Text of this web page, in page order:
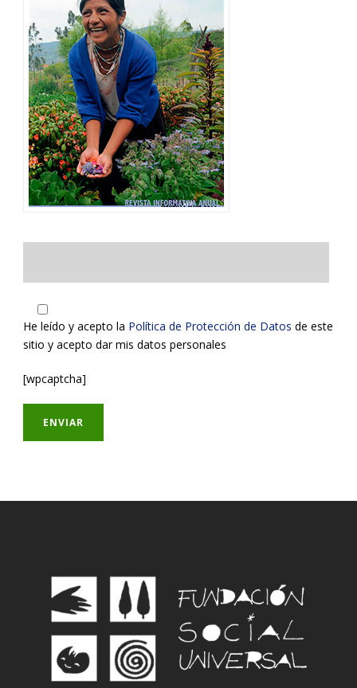
He leído y acepto la Política de Protección de Datos de este
sitio y acepto dar mis datos personales
[wpcaptcha]